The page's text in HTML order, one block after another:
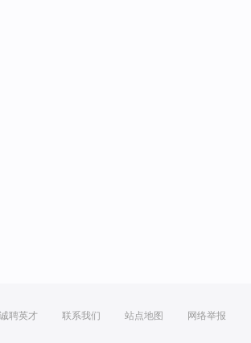
诚聘英才 联系我们 站点地图 网络举报